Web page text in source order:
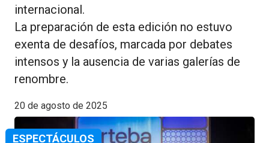
internacional.
La preparación de esta edición no estuvo
exenta de desafíos, marcada por debates
intensos y la ausencia de varias galerías de
renombre.
20 de agosto de 2025
ESPECTÁCULOS